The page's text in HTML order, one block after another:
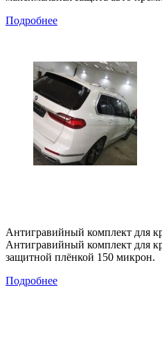
Подробнее
Антигравийный комплект для
Антигравийный комплект для
защитной плёнкой 150 микрон.
Подробнее